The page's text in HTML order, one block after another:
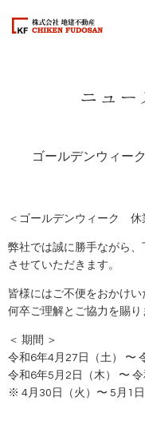
ゴールデンウィー
＜ゴールデンウィーク 休
弊社では誠に勝手ながら
させていただきます。
皆様にはご不便をおかけい
何卒ご理解とご協力を賜り
＜ 期間 ＞
令和6年4月27日（土） 〜
令和6年5月2日（木） 〜 令
※ 4月30日（火）〜 5月1